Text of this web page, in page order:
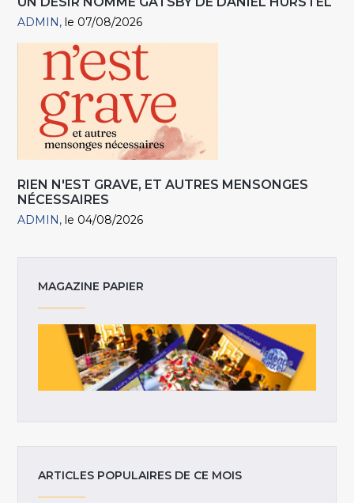
ADMIN le 07/08/2026
RIEN N'EST GRAVE, ET AUTRES MENSONGES
NÉCESSAIRES
ADMIN le 04/08/2026
MAGAZINE PAPIER
ARTICLES POPULAIRES DE CE MOIS